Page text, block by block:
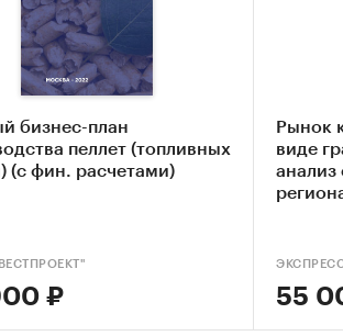
бизнес-план
пеллет (топливных
(с фин. расчетами)
₽
Рынок
виде
анализ
55